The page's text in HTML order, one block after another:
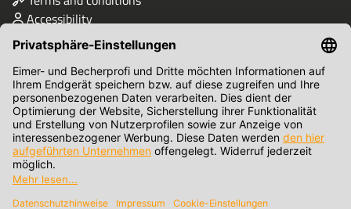
Accessibility
Quality & Safety
Terms of Payment